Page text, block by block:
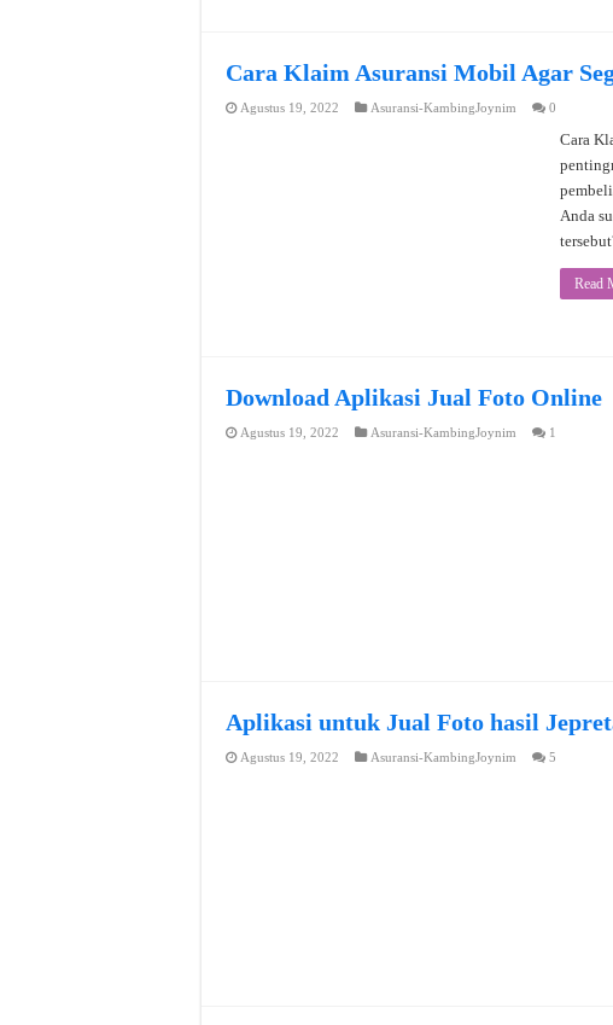
Cara Klaim Asuransi Mobil Agar
Agustus 19, 2022 Asuransi-KambingJoynim 0
Cara
Anda
Read
Download Aplikasi Jual Foto Online
Agustus 19, 2022 Asuransi-KambingJoynim 1
Aplikasi untuk Jual Foto hasil
Agustus 19, 2022 Asuransi-KambingJoynim 5